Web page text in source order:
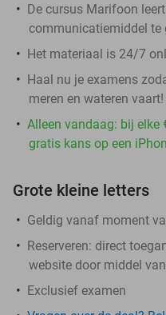
De cursus Marifoon
communicatiemiddel te
Het materiaal is 24/7
Haal nu je examens
meren en wateren vaart!
Alleen vandaag: bij elke
gratis kans op een
Grote kleine letters
Geldig vanaf moment
Reserveren: direct
website door middel
Exclusief examen